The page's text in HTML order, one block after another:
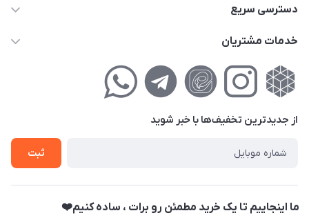
02177111474
کوچه گلریز 4 غربی ، پلاک 13
دسترسی سریع
حساب کاربری
لیست محصولات
خدمات مشتریان
راهنمای‌خرید‌آنلاین
حریم خصوصی
فروش‌اقساطی
از جدید‌ترین تخفیف‌ها با‌ خبر شوید
ثبت
ما اینجاییم تا یک خرید مطمئن رو برات ، ساده کنیم❤️